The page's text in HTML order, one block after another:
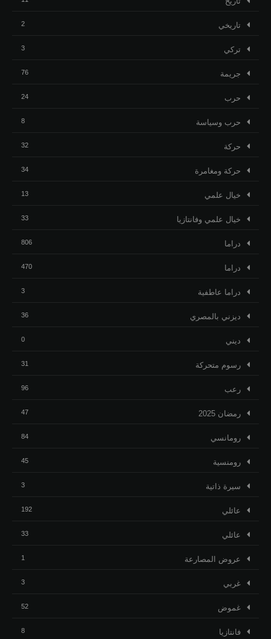
تاريخي 2
تركي 3
جريمة 76
حرب 24
حرب وسياسة 8
حركة 32
حركة ومغامرة 34
خيال علمي 13
خيال علمي وفانتازيا 33
دراما 806
دراما 470
دراما عاطفية 3
ديزني بالمصري 36
ديني 0
رسوم متحركة 31
رعب 96
رمضان 2025 47
رومانسي 84
رومنسية 45
ﺳﻴﺮﺓ ﺫاﺗﻴﺔ 3
عائلي 192
عائلي 33
عروض المصارعة 1
غربي 3
غموض 52
فانتازيا 8